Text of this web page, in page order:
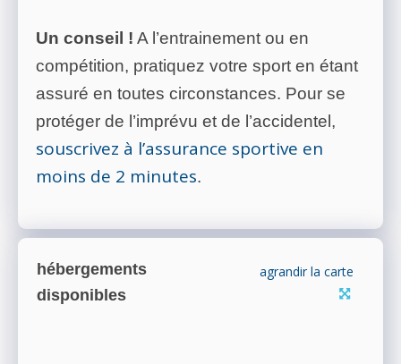
Un conseil ! A l’entrainement ou en
compétition, pratiquez votre sport en étant
assuré en toutes circonstances. Pour se
protéger de l’imprévu et de l’accidentel,
souscrivez à l’assurance sportive en
moins de 2 minutes.
hébergements
disponibles
agrandir la carte